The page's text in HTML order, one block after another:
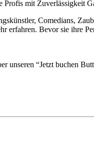
Profis mit Zuverlässigkeit
Comedians,
erfahren. Bevor sie ihre
unseren “Jetzt buchen